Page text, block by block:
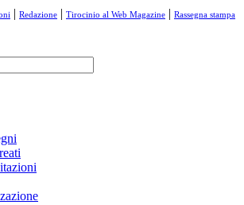
| Redazione | Tirocinio al Web Magazine | Rassegna stampa